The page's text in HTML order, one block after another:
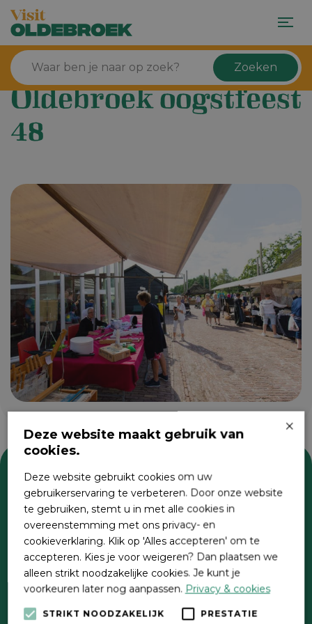
Zoeken
Oldebroek oogstfeest
48
Zoeken
×
Deze website maakt gebruik van
cookies.
Deze website gebruikt cookies om uw
gebruikerservaring te verbeteren. Door onze website
te gebruiken, stemt u in met alle cookies in
overeenstemming met ons privacy- en
cookieverklaring. Klik op 'Alles accepteren' om te
accepteren. Kies je voor weigeren? Dan plaatsen we
alleen strikt noodzakelijke cookies. Je kunt je
voorkeuren later nog aanpassen. Privacy & cookies
STRIKT NOODZAKELIJK
PRESTATIE